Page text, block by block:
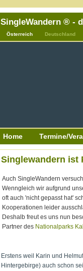
SingleWandern ® -
Österreich Deutschland
Home Termine/
Singlewandern ist
Auch SingleWandern
Wenngleich wir aufgrund
oft auch 'nicht gepasst hat'
Kooperationen leider
Deshalb freut es uns nun
Partner des Nationalparks
Erstens weil Karin und
Hintergebirge) auch schon